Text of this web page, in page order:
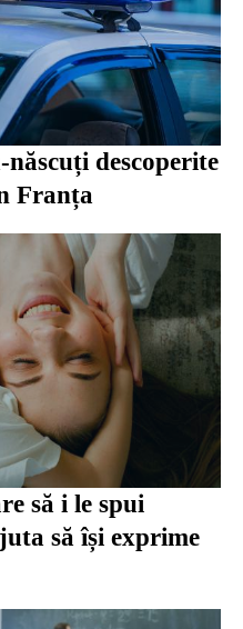
descoperite
Franța
să i le spui
să își exprime